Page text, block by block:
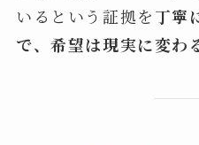
いるという証拠を丁寧
で、希望は現実に変わ